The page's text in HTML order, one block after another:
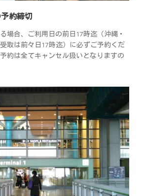
約締切
場合、ご利用日の前日17時迄（沖縄・
取は前々日17時迄）に必ずご予約くだ
約は全てキャンセル扱いとなりますの